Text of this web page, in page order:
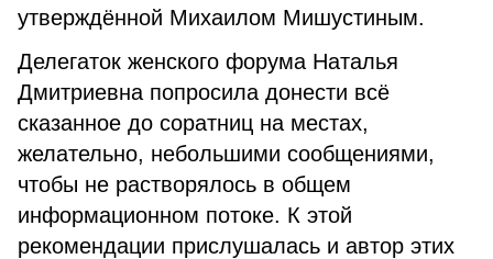
утверждённой Михаилом Мишустиным.
Делегаток женского форума Наталья
Дмитриевна попросила донести всё
сказанное до соратниц на местах,
желательно, небольшими сообщениями,
чтобы не растворялось в общем
информационном потоке. К этой
рекомендации прислушалась и автор этих